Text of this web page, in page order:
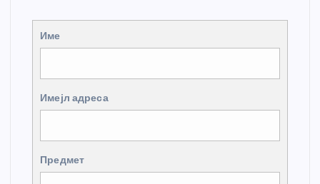
Име
Имејл адреса
Предмет